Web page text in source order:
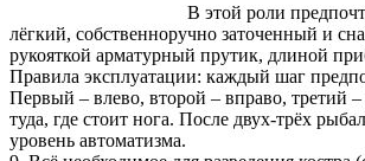
В этой роли
лёгкий, собственноручно заточенный и
рукояткой арматурный прутик, длиной
Правила эксплуатации: каждый шаг
Первый – влево, второй – вправо, третий –
туда, где стоит нога. После двух-трёх
уровень автоматизма.